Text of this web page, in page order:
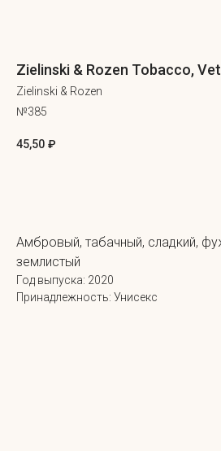
Zielinski & Rozen Tobacco,
Zielinski & Rozen
№385
45,50 ₽
Амбровый, табачный, сладкий,
землистый
Год выпуска: 2020
Принадлежность: Унисекс